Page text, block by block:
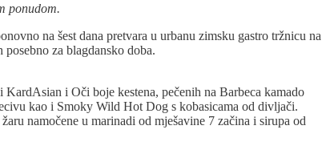
ponudom.
na šest dana pretvara u urbanu zimsku gastro tržnicu na
za blagdansko doba.
i Oči boje kestena, pečenih na Barbeca kamado
kao i Smoky Wild Hot Dog s kobasicama od divljači.
namočene u marinadi od mješavine 7 začina i sirupa od